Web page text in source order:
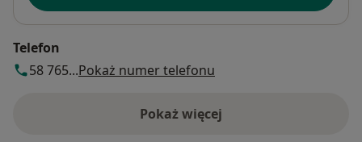
Telefon
58 765...Pokaż numer telefonu
Pokaż więcej
o adresie